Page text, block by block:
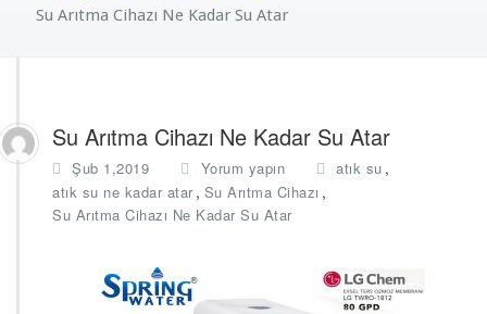
Su Arıtma Cihazı Ne Kadar Su Atar
Su Arıtma Cihazı Ne Kadar Su Atar
Şub 1,2019 Yorum yapın atık su ,
atık su ne kadar atar, Su Arıtma Cihazı ,
Su Arıtma Cihazı Ne Kadar Su Atar